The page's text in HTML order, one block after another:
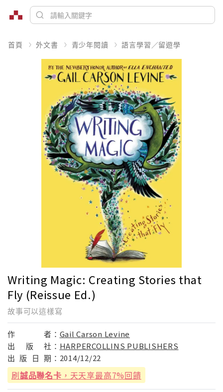
首頁 外文書 青少年閱讀 語言學習／留遊學
Writing Magic: Creating Stories that
Fly (Reissue Ed.)
故事可以這樣寫
作 者： Gail Carson Levine
出
版 社： HARPERCOLLINS PUBLISHERS
出 版 日 期： 2014/12/22
刷誠品聯名卡 ，天天享最高7%回饋